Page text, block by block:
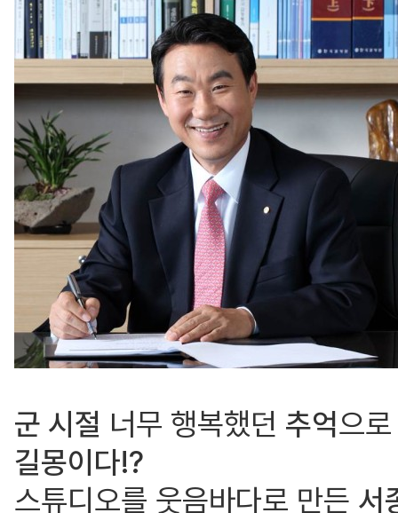
군 시절 너무 행복했던 추억으
길몽이다!?
스튜디오를 웃음바다로 만든 서